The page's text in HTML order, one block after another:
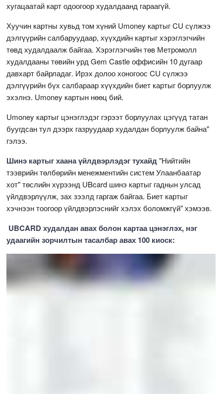
хугацаатай карт одоогоор худалдаанд гараагүй.
Хуучин картны хувьд том хүний Umoney картыг CU сүлжээ
дэлгүүрийн салбаруудаар, хүүхдийн картыг хэрэглэгчийн
төвд худалдаалж байгаа. Хэрэглэгчийн төв Метромолл
худалдааны төвийн урд Gem Castle оффисийн 10 дугаар
давхарт байрладаг. Ирэх долоо хоногоос CU сүлжээ
дэлгүүрийн бүх салбараар хүүхдийн биет картыг борлуулж
эхэлнэ. Umoney картын нөөц бий.
Umoney картыг цэнэглэдэг гэрээт борлуулах цэгүүд татан
буугдсан тул дээрх газруудаар худалдан борлуулж байна"
гэлээ.
Шинэ картыг хаана үйлдвэрлэдэг тухайд"Нийтийн
тээврийн төлбөрийн менежментийн систем Улаанбаатар
хот" төслийн хүрээнд UBcard шинэ картыг гаднын улсад
үйлдвэрлүүлж, зах зээлд гаргаж байгаа. Биет картыг
хэчнээн тоогоор үйлдвэрлэснийг хэлэх боломжгүй" хэмээв.
UBCARD худалдан авах болон картаа цэнэглэх, нэг
удаагийн зорчилтын тасалбар авах 100 киоск: